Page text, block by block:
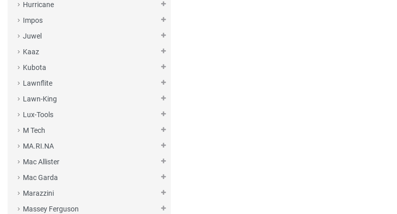
Hurricane
Impos
Juwel
Kaaz
Kubota
Lawnflite
Lawn-King
Lux-Tools
M Tech
MA.RI.NA
Mac Allister
Mac Garda
Marazzini
Massey Ferguson